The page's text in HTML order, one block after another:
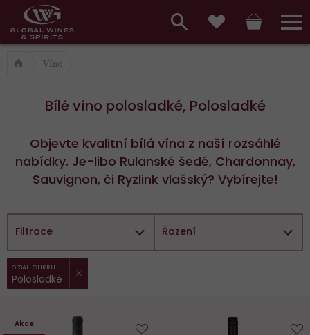
Hlavní
menu,
košík,
vyhledávání,
Víno
Bílé víno polosladké, Polosladké
Objevte kvalitní bílá vína z naší rozsáhlé
nabídky. Je-libo Rulanské šedé, Chardonnay,
Sauvignon, či Ryzlink vlašský? Vybírejte!
Filtrace
Vybrané
filtry:
OBSAH CUKRU
Polosladké
Řazení
Akce